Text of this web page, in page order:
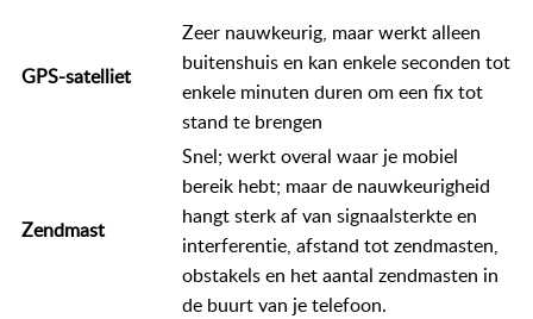
GPS-satelliet
Zeer nauwkeurig, maar werkt alleen
buitenshuis en kan enkele seconden tot
enkele minuten duren om een fix tot
stand te brengen
Zendmast
Snel; werkt overal waar je mobiel
bereik hebt; maar de nauwkeurigheid
hangt sterk af van signaalsterkte en
interferentie, afstand tot zendmasten,
obstakels en het aantal zendmasten in
de buurt van je telefoon.